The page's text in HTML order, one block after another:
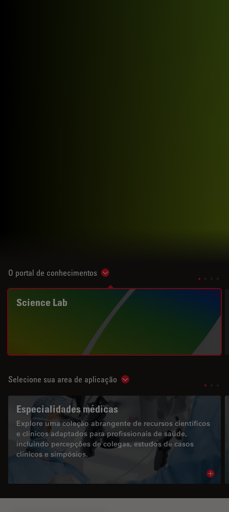
O portal de conhecimentos Show subnavigation
Science Lab
Selecione sua area de aplicação Show subnavigation
Especialidades médicas
Explore uma coleção abrangente de recursos científicos
e clínicos adaptados para profissionais de saúde,
incluindo percepções de colegas, estudos de casos
clínicos e simpósios.